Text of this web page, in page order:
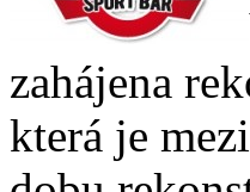
zahájena
která je